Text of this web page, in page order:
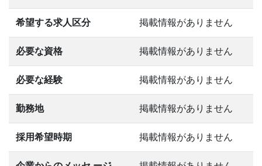
希望する求人区分 掲載情報がありません
必要な資格 掲載情報がありません
必要な経験 掲載情報がありません
勤務地 掲載情報がありません
採用希望時期 掲載情報がありません